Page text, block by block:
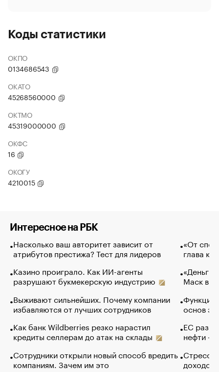
Коды статистики
ОКПО
0134686543
ОКАТО
45268560000
ОКТМО
45319000000
ОКФС
16
ОКОГУ
4210015
Интересное на РБК
Насколько ваш авторитет зависит от
атрибутов престижа? Тест для лидеров
Казино проиграло. Как ИИ-агенты
разрушают букмекерскую индустрию
Выживают сильнейших. Почему компании
избавляются от лучших сотрудников
Как банк Wildberries резко нарастил
кредиты селлерам до атак на склады
Сотрудники открыли новый способ вредить
компаниям. Зачем им это
«От
глава
«Деньги
Маск в
Функции
основ
ЕС
нефти —
Стресс
доходов